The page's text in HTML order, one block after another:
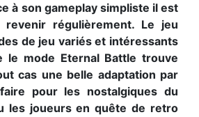
à son gameplay simpliste il est
revenir régulièrement. Le jeu
de jeu variés et intéressants
le mode Eternal Battle trouve
cas une belle adaptation par
pour les nostalgiques du
les joueurs en quête de retro